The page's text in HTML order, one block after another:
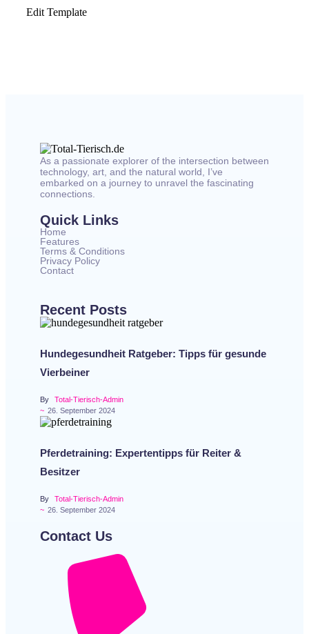
Edit Template
As a passionate explorer of the intersection between
technology, art, and the natural world, I’ve
embarked on a journey to unravel the fascinating
connections.
Quick Links
Home
Features
Terms & Conditions
Privacy Policy
Contact
Recent Posts
Hundegesundheit Ratgeber: Tipps für gesunde
Vierbeiner
By
Total-Tierisch-Admin
~ 26. September 2024
Pferdetraining: Expertentipps für Reiter &
Besitzer
By
Total-Tierisch-Admin
~ 26. September 2024
Contact Us